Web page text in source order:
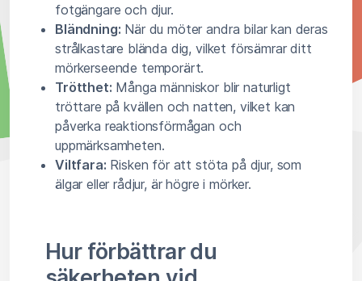
fotgängare och djur.
Bländning: När du möter andra bilar kan deras
strålkastare blända dig, vilket försämrar ditt
mörkerseende temporärt.
Trötthet: Många människor blir naturligt
tröttare på kvällen och natten, vilket kan
påverka reaktionsförmågan och
uppmärksamheten.
Viltfara: Risken för att stöta på djur, som
älgar eller rådjur, är högre i mörker.
Hur förbättrar du